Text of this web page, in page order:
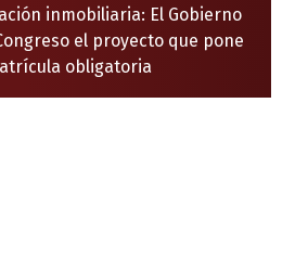
inmobiliaria: El Gobierno
el proyecto que pone
obligatoria